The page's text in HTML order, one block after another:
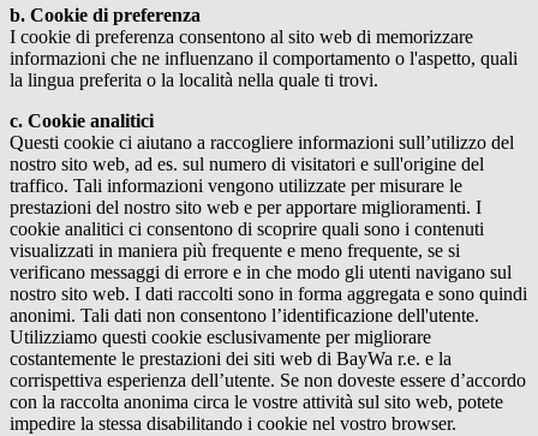
b. Cookie di preferenza
I cookie di preferenza consentono al sito web di memorizzare
informazioni che ne influenzano il comportamento o l'aspetto, quali
la lingua preferita o la località nella quale ti trovi.
c. Cookie analitici
Questi cookie ci aiutano a raccogliere informazioni sull’utilizzo del
nostro sito web, ad es. sul numero di visitatori e sull'origine del
traffico. Tali informazioni vengono utilizzate per misurare le
prestazioni del nostro sito web e per apportare miglioramenti. I
cookie analitici ci consentono di scoprire quali sono i contenuti
visualizzati in maniera più frequente e meno frequente, se si
verificano messaggi di errore e in che modo gli utenti navigano sul
nostro sito web. I dati raccolti sono in forma aggregata e sono quindi
anonimi. Tali dati non consentono l’identificazione dell'utente.
Utilizziamo questi cookie esclusivamente per migliorare
costantemente le prestazioni dei siti web di BayWa r.e. e la
corrispettiva esperienza dell’utente. Se non doveste essere d’accordo
con la raccolta anonima circa le vostre attività sul sito web, potete
impedire la stessa disabilitando i cookie nel vostro browser.